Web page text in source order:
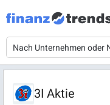
3I Aktie